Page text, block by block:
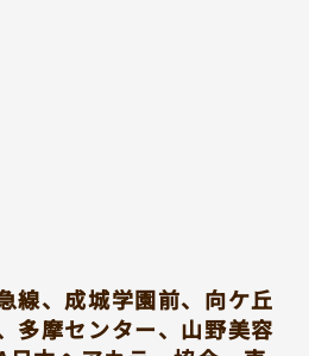
線、成城学園前、向ケ丘
多摩センター、山野美容